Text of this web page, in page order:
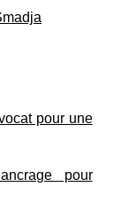
pour une
pour